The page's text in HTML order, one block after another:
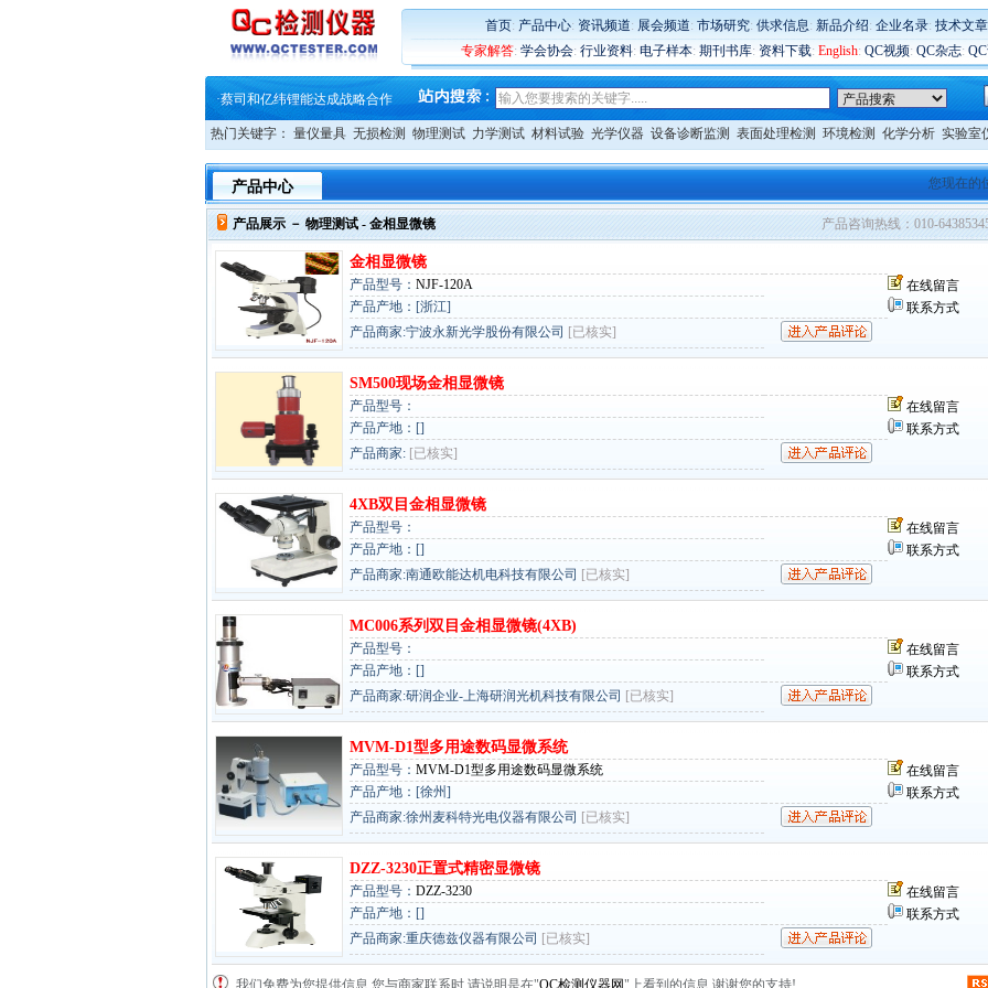
首页: 产品中心: 资讯频道: 展会频道: 市场研究: 供求信息: 新品介绍: 企业名录: 技术文章
专家解答: 学会协会: 行业资料: 电子样本: 期刊书库: 资料下载: English: QC视频: QC杂志:
蔡司软件 | 高效变形分析能
铸就AI服务器质量动脉 – 高
铸就AI服务器质量动脉 – 高
·ZEISS BOSELLO ADR 让内部缺
·蔡司和亿纬锂能达成战略合作
·大牌云集 买家升级 ——26
热门关键字： 量仪量具 无损检测 物理测试 力学测试 材料试验 光学仪器 设备诊断监测 表面处理检测 环境检测 化学分析 实验室
产品中心 您现在的
产品展示 －物理测试- 金相显微镜 产品咨询热线：010-
金相显微镜
产品型号： NJF-120A
在线留言
产品产地：[浙江]
联系方式
产品商家:宁波永新光学股份有限公司 [已核实]
SM500现场金相显微镜
产品型号：
在线留言
产品产地：[]
联系方式
产品商家: [已核实]
4XB双目金相显微镜
产品型号：
在线留言
产品产地：[]
联系方式
产品商家:南通欧能达机电科技有限公司 [已核实]
MC006系列双目金相显微镜(4XB)
产品型号：
在线留言
产品产地：[]
联系方式
产品商家:研润企业-上海研润光机科技有限公司 [已核实]
MVM-D1型多用途数码显微系统
产品型号： MVM-D1型多用途数码显微系统
在线留言
产品产地：[徐州]
联系方式
产品商家:徐州麦科特光电仪器有限公司 [已核实]
DZZ-3230正置式精密显微镜
产品型号： DZZ-3230
在线留言
产品产地：[]
联系方式
产品商家:重庆德兹仪器有限公司 [已核实]
我们免费为您提供信息,您与商家联系时,请说明是在"QC检测仪器网"上看到的信息,谢谢您的支持!